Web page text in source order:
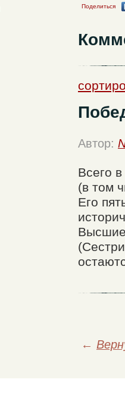
Поделиться
Автор:
Всего
(в том
Его
←